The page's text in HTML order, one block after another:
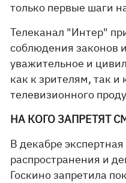
только первые шаги
Телеканал "Интер"
соблюдения законов
уважительное и
как к зрителям, так и
телевизионного
НА КОГО ЗАПРЕТЯТ
В декабре
распространения и
Госкино запретила